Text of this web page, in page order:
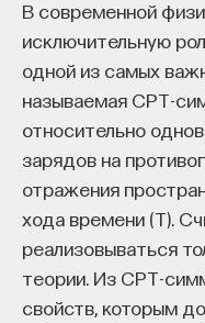
В современной
исключительную
одной из самых
называемая СРТ-
относительно
зарядов на
отражения
хода времени (Т).
реализовываться
теории. Из СРТ-
свойств, которым